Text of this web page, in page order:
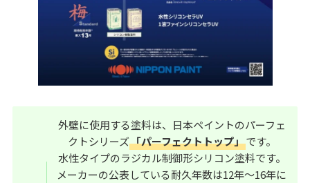
外壁に使用する塗料は、日本ペイントのパーフェ
クトシリーズ「パーフェクトトップ」です。
水性タイプのラジカル制御形シリコン塗料です。
メーカーの公表している耐久年数は12年～16年に